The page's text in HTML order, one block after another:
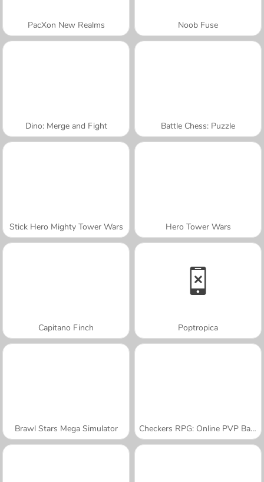
PacXon New Realms Noob Fuse
Dino: Merge and Fight Battle Chess: Puzzle
Stick Hero Mighty Tower Wars Hero Tower Wars
Capitano Finch Poptropica
Brawl Stars Mega Simulator Checkers RPG: Online PVP Battle